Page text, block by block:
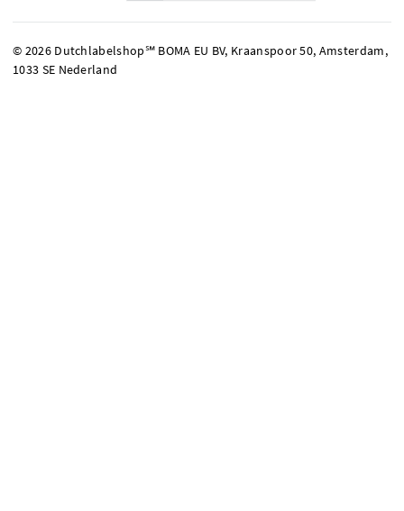
© 2026 Dutchlabelshop℠ BOMA EU BV, Kraanspoor 50, Amsterdam,
1033 SE Nederland